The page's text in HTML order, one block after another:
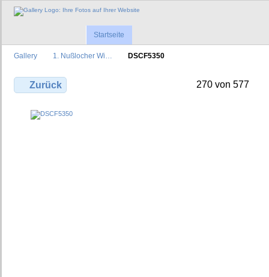
Startseite
Gallery 1. Nußlocher Wi… DSCF5350
Zurück 270 von 577